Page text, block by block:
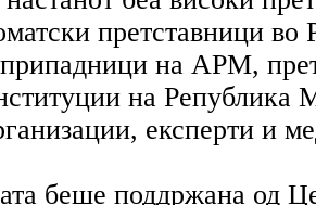
претставници во
на АРМ,
на Република
експерти и
беше поддржана од